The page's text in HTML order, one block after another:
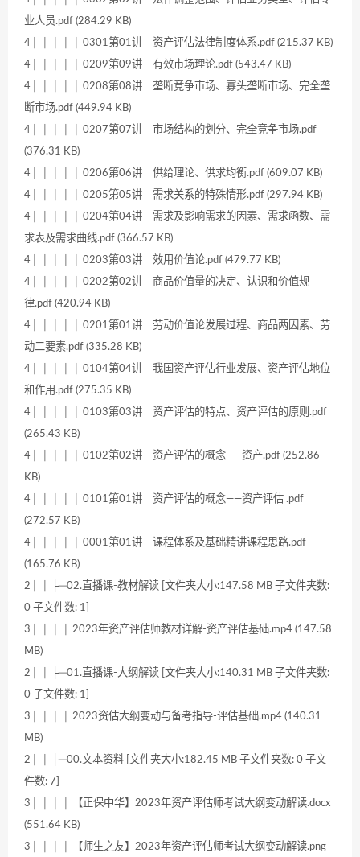
业人员.pdf (284.29 KB)
4│ │ │ │ │ 0301第01讲 资产评估法律制度体系.pdf (215.37 KB)
4│ │ │ │ │ 0209第09讲 有效市场理论.pdf (543.47 KB)
4│ │ │ │ │ 0208第08讲 垄断竞争市场、寡头垄断市场、完全垄
断市场.pdf (449.94 KB)
4│ │ │ │ │ 0207第07讲 市场结构的划分、完全竞争市场.pdf
(376.31 KB)
4│ │ │ │ │ 0206第06讲 供给理论、供求均衡.pdf (609.07 KB)
4│ │ │ │ │ 0205第05讲 需求关系的特殊情形.pdf (297.94 KB)
4│ │ │ │ │ 0204第04讲 需求及影响需求的因素、需求函数、需
求表及需求曲线.pdf (366.57 KB)
4│ │ │ │ │ 0203第03讲 效用价值论.pdf (479.77 KB)
4│ │ │ │ │ 0202第02讲 商品价值量的决定、认识和价值规
律.pdf (420.94 KB)
4│ │ │ │ │ 0201第01讲 劳动价值论发展过程、商品两因素、劳
动二要素.pdf (335.28 KB)
4│ │ │ │ │ 0104第04讲 我国资产评估行业发展、资产评估地位
和作用.pdf (275.35 KB)
4│ │ │ │ │ 0103第03讲 资产评估的特点、资产评估的原则.pdf
(265.43 KB)
4│ │ │ │ │ 0102第02讲 资产评估的概念——资产.pdf (252.86
KB)
4│ │ │ │ │ 0101第01讲 资产评估的概念——资产评估 .pdf
(272.57 KB)
4│ │ │ │ │ 0001第01讲 课程体系及基础精讲课程思路.pdf
(165.76 KB)
2│ │ ├─02.直播课-教材解读 [文件夹大小:147.58 MB 子文件夹数:
0 子文件数: 1]
3│ │ │ │ 2023年资产评估师教材详解-资产评估基础.mp4 (147.58
MB)
2│ │ ├─01.直播课-大纲解读 [文件夹大小:140.31 MB 子文件夹数:
0 子文件数: 1]
3│ │ │ │ 2023资估大纲变动与备考指导-评估基础.mp4 (140.31
MB)
2│ │ ├─00.文本资料 [文件夹大小:182.45 MB 子文件夹数: 0 子文
件数: 7]
3│ │ │ │ 【正保中华】2023年资产评估师考试大纲变动解读.docx
(551.64 KB)
3│ │ │ │ 【师生之友】2023年资产评估师考试大纲变动解读.png